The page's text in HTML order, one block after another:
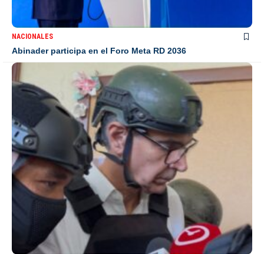
NACIONALES
Abinader participa en el Foro Meta RD 2036